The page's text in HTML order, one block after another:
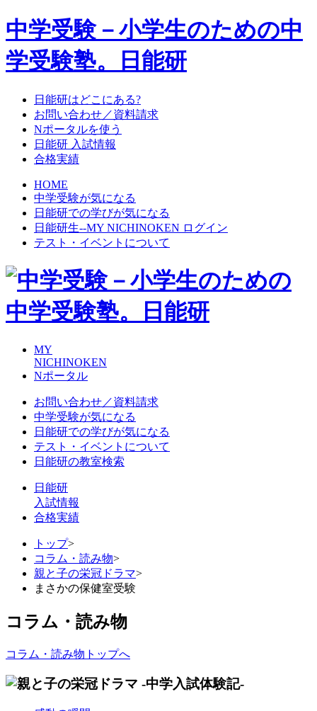
中学受験－小学生のための中
学受験塾。日能研
日能研はどこにある?
お問い合わせ／資料請求
Nポータルを使う
日能研 入試情報
合格実績
HOME
中学受験が気になる
日能研での学びが気になる
日能研生--MY NICHINOKEN ログイン
テスト・イベントについて
MY
NICHINOKEN
Nポータル
お問い合わせ／資料請求
中学受験が気になる
日能研での学びが気になる
テスト・イベントについて
日能研の教室検索
日能研
入試情報
合格実績
トップ>
コラム・読み物>
親と子の栄冠ドラマ>
まさかの保健室受験
コラム・読み物
コラム・読み物トップへ